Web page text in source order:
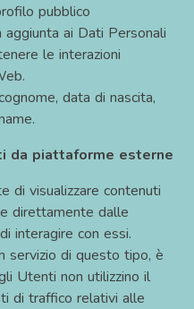
pubblico
ai Dati Personali
le interazioni
data di nascita,
da piattaforme esterne
di visualizzare contenuti
direttamente dalle
interagire con essi.
servizio di questo tipo, è
Utenti non utilizzino il
di traffico relativi alle